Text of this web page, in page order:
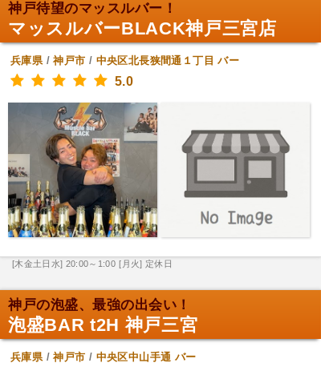
神戸待望のマッスルバー！
マッスルバーBLACK神戸三宮店
兵庫県/神戸市 / 中央区北長狭間通１丁目 バー
5.0
[木金土日水] 20:00～1:00 [月火] 定休日
神戸の泡盛、最強の出会い！
泡盛BAR t2H 神戸三宮
兵庫県/神戸市 / 中央区中山手通 バー